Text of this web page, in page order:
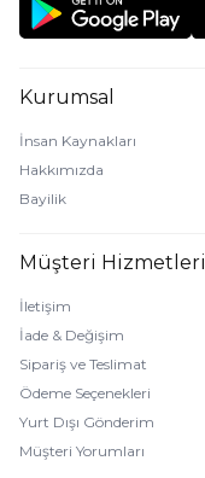
Kurumsal
İnsan Kaynakları
Hakkımızda
Bayilik
Müşteri Hizmetleri
İletişim
İade & Değişim
Sipariş ve Teslimat
Ödeme Seçenekleri
Yurt Dışı Gönderim
Müşteri Yorumları